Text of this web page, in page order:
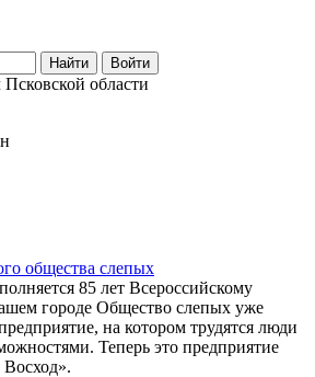
Найти
Войти
области
общества слепых
85 лет Всероссийскому
городе Общество слепых уже
на котором трудятся люди
Теперь это предприятие